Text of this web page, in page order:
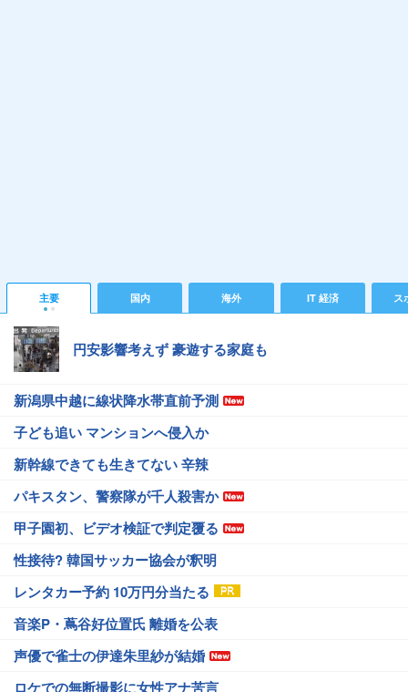
主要 国内 海外 IT 経済 ス
円安影響考えず 豪遊する家庭も
新潟県中越に線状降水帯直前予測
子ども追い マンションへ侵入か
新幹線できても生きてない 辛辣
パキスタン、警察隊が千人殺害か
甲子園初、ビデオ検証で判定覆る
性接待? 韓国サッカー協会が釈明
レンタカー予約 10万円分当たる
音楽P・蔦谷好位置氏 離婚を公表
声優で雀士の伊達朱里紗が結婚
ロケでの無断撮影に女性アナ苦言